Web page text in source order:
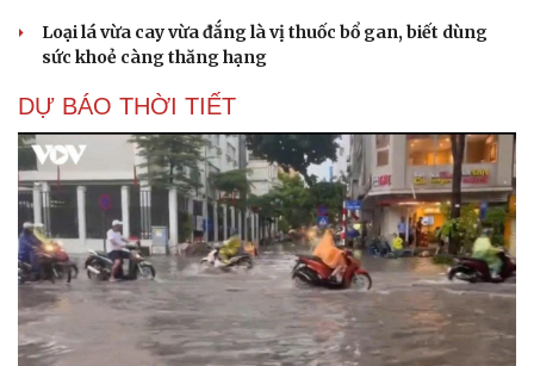
Loại lá vừa cay vừa đắng là vị thuốc bổ gan, biết dùng
sức khoẻ càng thăng hạng
DỰ BÁO THỜI TIẾT